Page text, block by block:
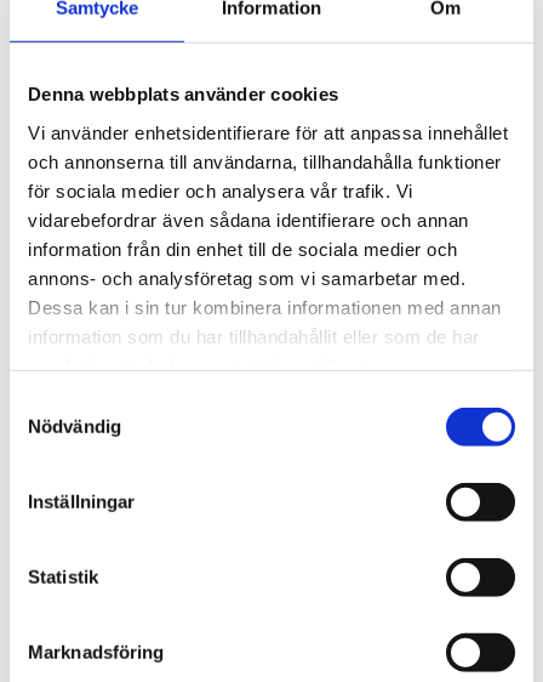
Samtycke Information Om
Denna webbplats använder cookies
Vi använder enhetsidentifierare för att anpassa innehållet
och annonserna till användarna, tillhandahålla funktioner
för sociala medier och analysera vår trafik. Vi
vidarebefordrar även sådana identifierare och annan
information från din enhet till de sociala medier och
annons- och analysföretag som vi samarbetar med.
Dessa kan i sin tur kombinera informationen med annan
information som du har tillhandahållit eller som de har
Nödvändig
Inställningar
Statistik
Marknadsföring
marie.jersgren@akeri.se
Är du sugen på
mer?
Här hittar du alla våra aktuella webbinarier